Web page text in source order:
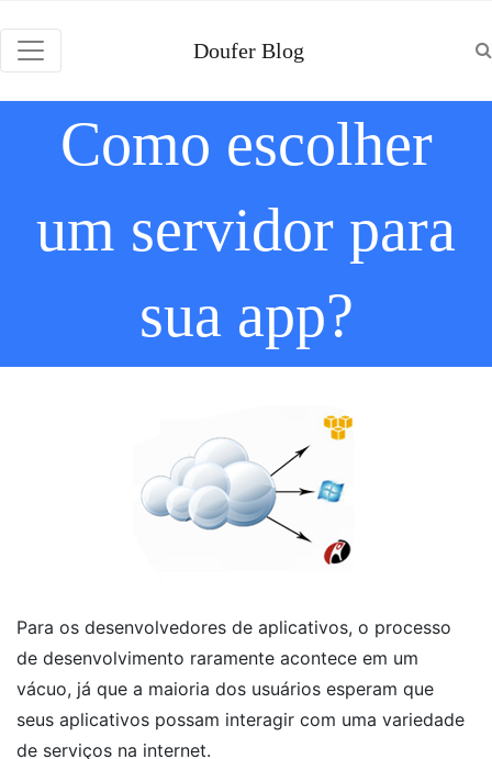
Doufer Blog
Como escolher
um servidor para
sua app?
Para os desenvolvedores de aplicativos, o processo
de desenvolvimento raramente acontece em um
vácuo, já que a maioria dos usuários esperam que
seus aplicativos possam interagir com uma variedade
de serviços na internet.